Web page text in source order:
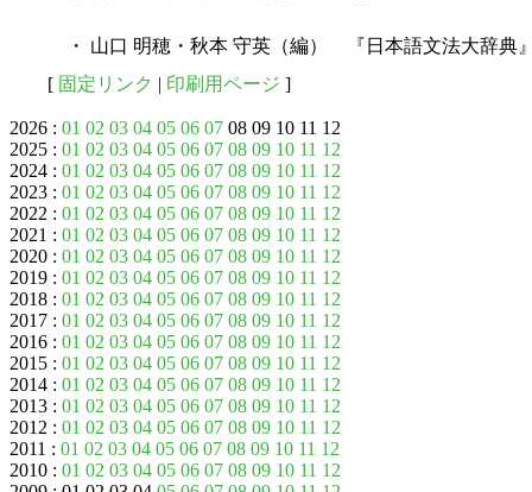
・ 山口 明穂・秋本 守英（編） 『日本語文法大辞典
[ 固定リンク | 印刷用ページ ]
2026 : 01 02 03 04 05 06 07 08 09 10 11 12
2025 : 01 02 03 04 05 06 07 08 09 10 11 12
2024 : 01 02 03 04 05 06 07 08 09 10 11 12
2023 : 01 02 03 04 05 06 07 08 09 10 11 12
2022 : 01 02 03 04 05 06 07 08 09 10 11 12
2021 : 01 02 03 04 05 06 07 08 09 10 11 12
2020 : 01 02 03 04 05 06 07 08 09 10 11 12
2019 : 01 02 03 04 05 06 07 08 09 10 11 12
2018 : 01 02 03 04 05 06 07 08 09 10 11 12
2017 : 01 02 03 04 05 06 07 08 09 10 11 12
2016 : 01 02 03 04 05 06 07 08 09 10 11 12
2015 : 01 02 03 04 05 06 07 08 09 10 11 12
2014 : 01 02 03 04 05 06 07 08 09 10 11 12
2013 : 01 02 03 04 05 06 07 08 09 10 11 12
2012 : 01 02 03 04 05 06 07 08 09 10 11 12
2011 : 01 02 03 04 05 06 07 08 09 10 11 12
2010 : 01 02 03 04 05 06 07 08 09 10 11 12